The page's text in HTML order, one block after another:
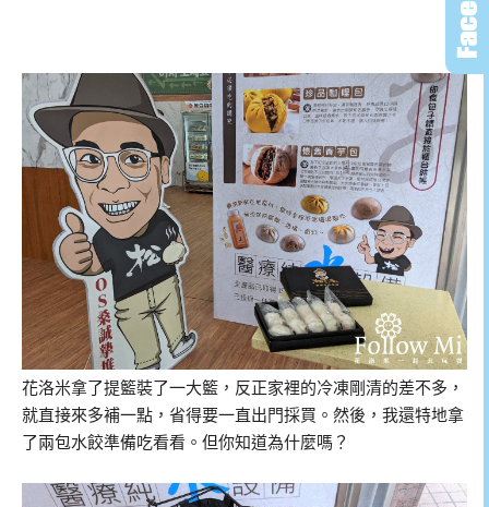
花洛米拿了提籃裝了一大籃，反正家裡的冷凍剛清的差不多，
就直接來多補一點，省得要一直出門採買。然後，我還特地拿
了兩包水餃準備吃看看。但你知道為什麼嗎？